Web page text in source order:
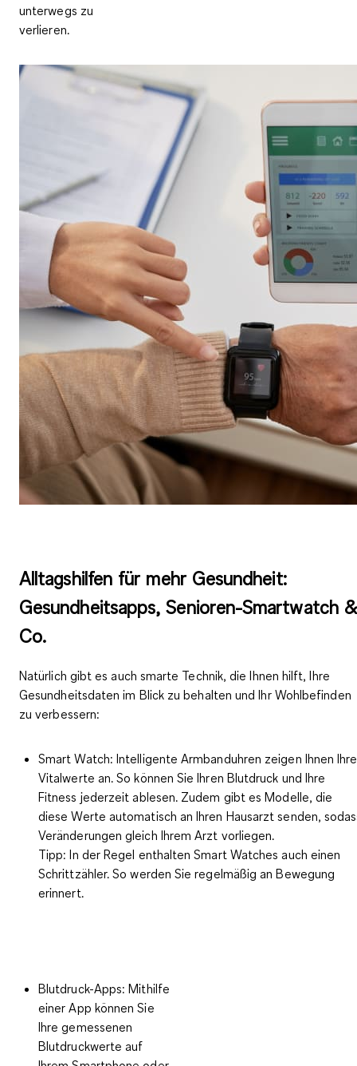
unterwegs zu
verlieren.
Alltagshilfen für mehr Gesundheit:
Gesundheitsapps, Senioren-Smartwatch
Co.
Natürlich gibt es auch smarte Technik, die Ihnen hilft, Ihre
Gesundheitsdaten im Blick zu behalten und Ihr Wohlbefinden
zu verbessern:
Smart Watch: Intelligente Armbanduhren zeigen Ihnen Ihre
Vitalwerte an. So können Sie Ihren Blutdruck und Ihre
Fitness jederzeit ablesen. Zudem gibt es Modelle, die
diese Werte automatisch an Ihren Hausarzt senden,
Veränderungen gleich Ihrem Arzt vorliegen.
Tipp: In der Regel enthalten Smart Watches auch einen
Schrittzähler. So werden Sie regelmäßig an Bewegung
erinnert.
Blutdruck-Apps: Mithilfe
einer App können Sie
Ihre gemessenen
Blutdruckwerte auf